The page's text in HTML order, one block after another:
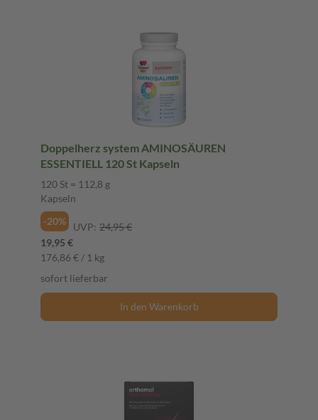
Doppelherz system AMINOSÄUREN
ESSENTIELL 120 St Kapseln
120 St = 112,8 g
Kapseln
-20%
UVP: 24,95 €
19,95 €
176,86 € / 1 kg
sofort lieferbar
In den Warenkorb